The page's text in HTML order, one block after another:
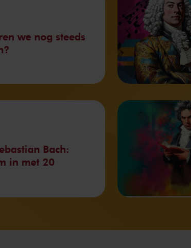
we nog steeds
Bach:
in met 20